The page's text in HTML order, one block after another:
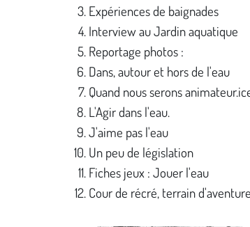
Expériences de baignades
Interview au Jardin aquatique
Reportage photos :
Dans, autour et hors de l'eau
Quand nous serons
L'Agir dans l'eau.
J'aime pas l'eau
Un peu de législation
Fiches jeux : Jouer l'eau
Cour de récré, terrain